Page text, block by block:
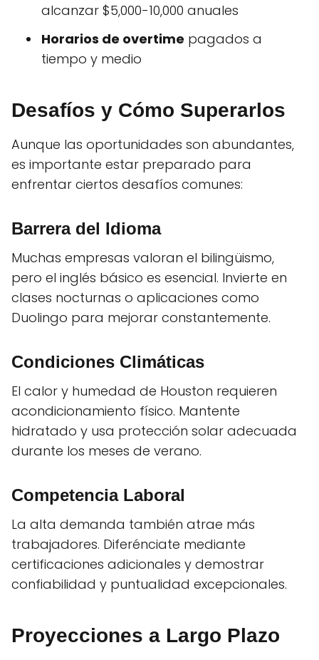
alcanzar $5,000-10,000 anuales
Horarios de overtime pagados a
tiempo y medio
Desafíos y Cómo Superarlos
Aunque las oportunidades son abundantes,
es importante estar preparado para
enfrentar ciertos desafíos comunes:
Barrera del Idioma
Muchas empresas valoran el bilingüismo,
pero el inglés básico es esencial. Invierte en
clases nocturnas o aplicaciones como
Duolingo para mejorar constantemente.
Condiciones Climáticas
El calor y humedad de Houston requieren
acondicionamiento físico. Mantente
hidratado y usa protección solar adecuada
durante los meses de verano.
Competencia Laboral
La alta demanda también atrae más
trabajadores. Diferénciate mediante
certificaciones adicionales y demostrar
confiabilidad y puntualidad excepcionales.
Proyecciones a Largo Plazo